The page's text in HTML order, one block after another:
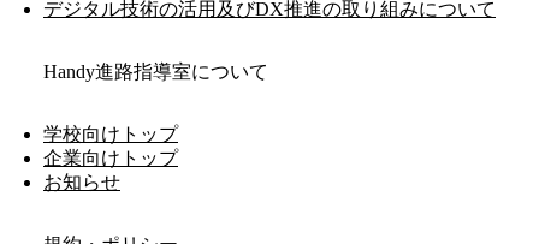
デジタル技術の活用及びDX推進の取り組みについて
Handy進路指導室について
学校向けトップ
企業向けトップ
お知らせ